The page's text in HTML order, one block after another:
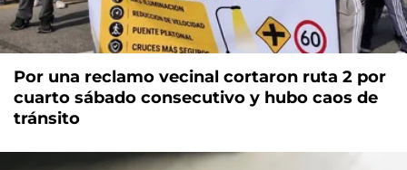
Por una reclamo vecinal cortaron ruta 2 por
cuarto sábado consecutivo y hubo caos de
tránsito